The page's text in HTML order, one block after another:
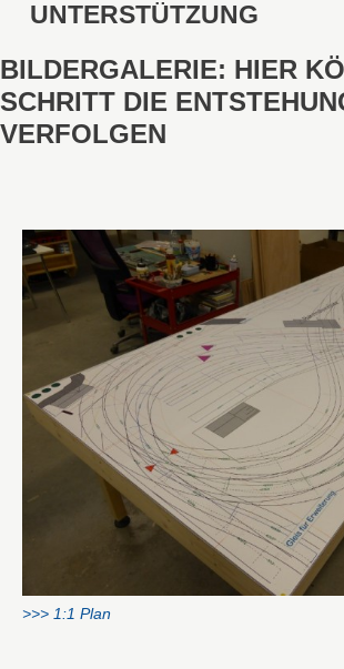
UNTERSTÜTZUNG
BILDERGALERIE: HIER
SCHRITT DIE
VERFOLGEN
>>> 1:1 Plan